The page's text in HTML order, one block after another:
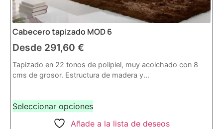
Cabecero tapizado MOD 6
Desde 291,60 €
Tapizado en 22 tonos de polipiel, muy acolchado con 8
cms de grosor. Estructura de madera y...
Seleccionar opciones
Añade a la lista de deseos